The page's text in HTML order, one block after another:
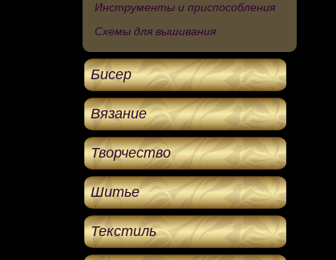
Инструменты и приспособления
Схемы для вышивания
Бисер
Вязание
Творчество
Шитье
Текстиль